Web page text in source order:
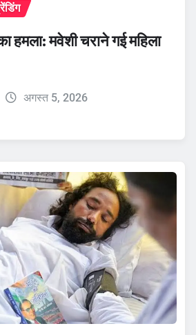
हमला: मवेशी चराने गई महिला
अगस्त 5, 2026